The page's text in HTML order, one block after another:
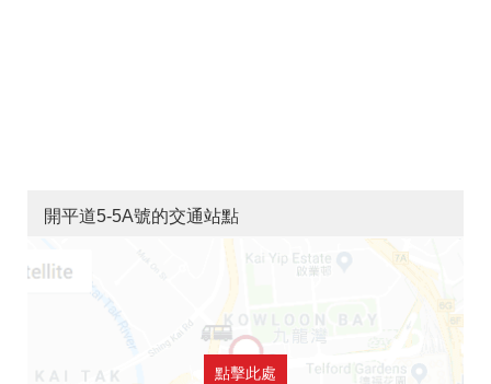
開平道5-5A號的交通站點
點擊此處